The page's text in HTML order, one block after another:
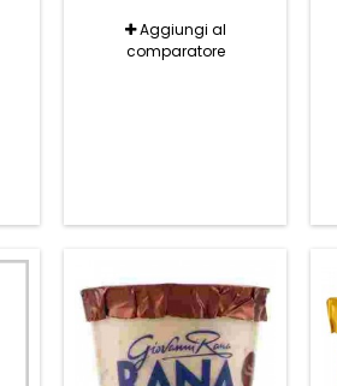
Aggiungi al
comparatore